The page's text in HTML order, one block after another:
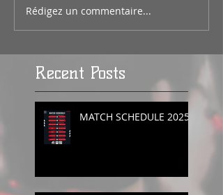
Rédigez un commentaire...
Recent Posts
MATCH SCHEDULE 2025